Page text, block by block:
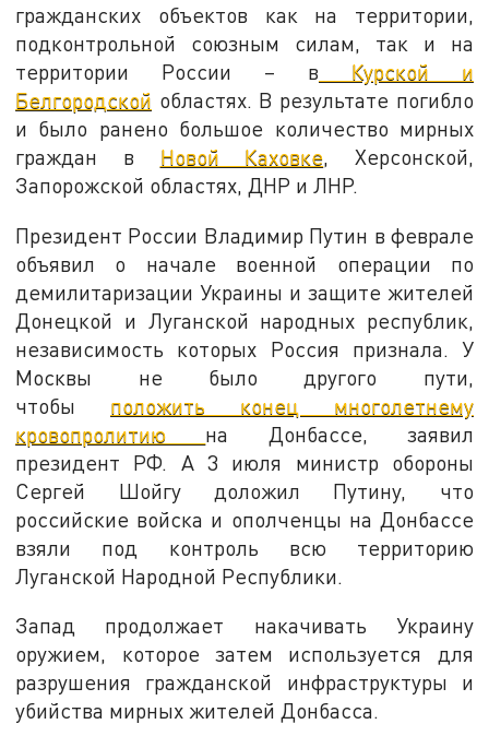
гражданских объектов как на территории,
подконтрольной союзным силам, так и на
территории России – в Курской и
Белгородской областях. В результате погибло
и было ранено большое количество мирных
граждан в Новой Каховке, Херсонской,
Запорожской областях, ДНР и ЛНР.
Президент России Владимир Путин в феврале
объявил о начале военной операции по
демилитаризации Украины и защите жителей
Донецкой и Луганской народных республик,
независимость которых Россия признала. У
Москвы не было другого пути,
чтобы положить конец многолетнему
кровопролитию на Донбассе, заявил
президент РФ. А 3 июля министр обороны
Сергей Шойгу доложил Путину, что
российские войска и ополченцы на Донбассе
взяли под контроль всю территорию
Луганской Народной Республики.
Запад продолжает накачивать Украину
оружием, которое затем используется для
разрушения гражданской инфраструктуры и
убийства мирных жителей Донбасса.